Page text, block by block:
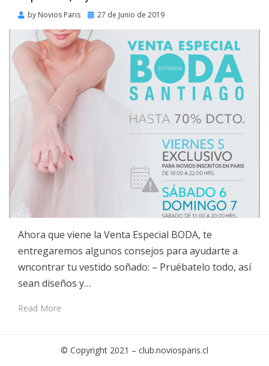
by Novios Paris
Posted
27 de Junio de 2019
Ahora que viene la Venta Especial BODA, te
entregaremos algunos consejos para ayudarte a
wncontrar tu vestido soñado: – Pruébatelo todo, así
sean diseños y…
Read More
© Copyright 2021 – club.noviosparis.cl